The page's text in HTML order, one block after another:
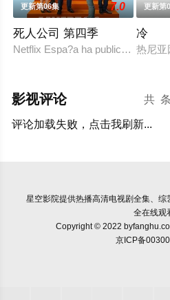
更新第06集 7.0
死人公司 第四季
Netflix Espa?a ha publicado en
更新第
冷
热尼亚
共
影视评论
评论加载失败，点击我刷新...
星空影院提供热播高清电视剧全集、
全在线观
Copyright © 2022
京ICP备